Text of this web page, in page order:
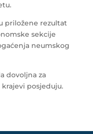
priložene rezultat
sekcije
neumskog
dovoljna za
posjeduju.